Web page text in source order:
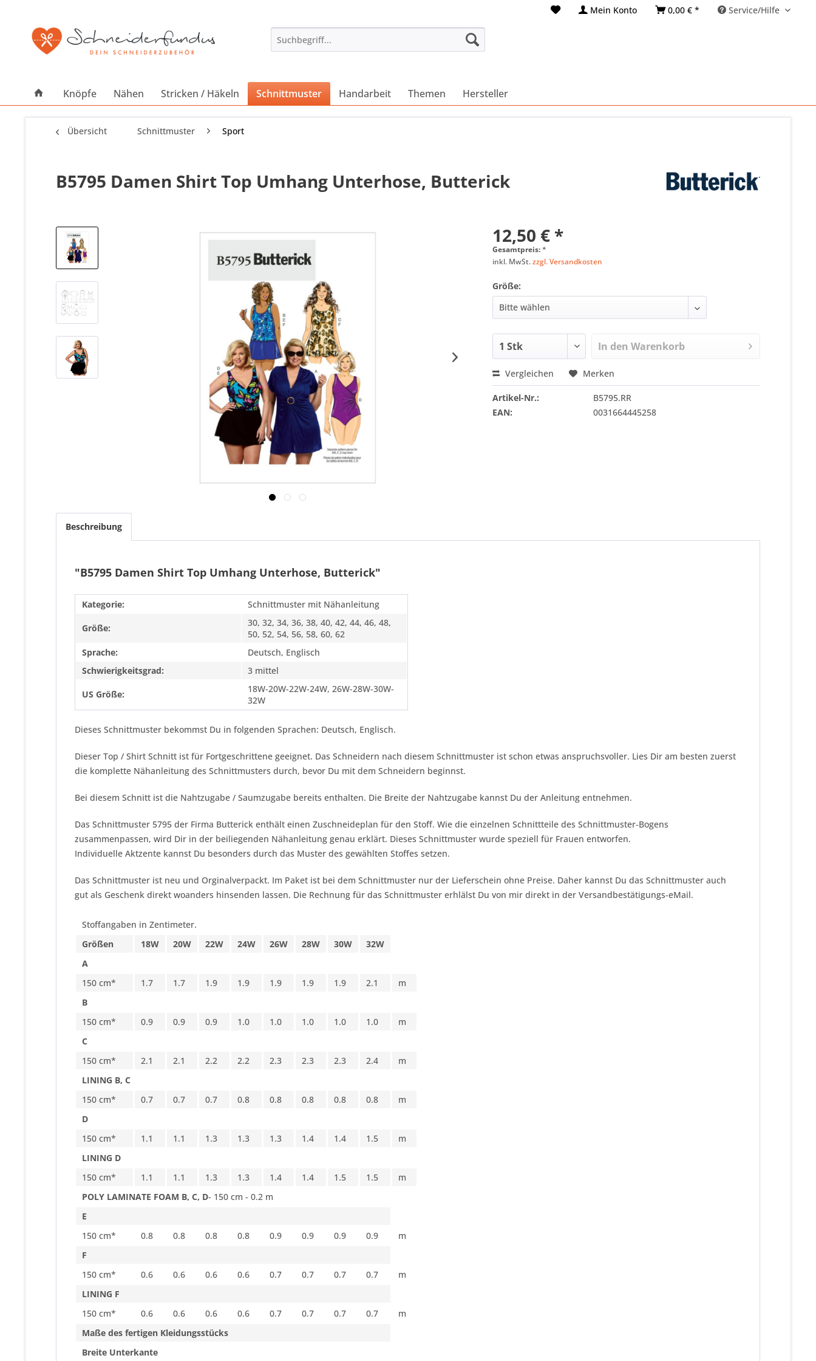
Mein Konto 0,00 € * Service/Hilfe
Knöpfe Nähen Stricken / Häkeln Schnittmuster Handarbeit Themen Hersteller
Übersicht Schnittmuster Sport
B5795 Damen Shirt Top Umhang Unterhose, Butterick
12,50 € *
Gesamtpreis:*
inkl. MwSt.zzgl. Versandkosten
Größe:
In den Warenkorb
Vergleichen Merken
Artikel-Nr.:
B5795.RR
EAN:
0031664445258
Beschreibung
"B5795 Damen Shirt Top Umhang Unterhose, Butterick"
Kategorie: Schnittmuster mit Nähanleitung
Größe:
30, 32, 34, 36, 38, 40, 42, 44, 46, 48,
50, 52, 54, 56, 58, 60, 62
Sprache:
Deutsch, Englisch
Schwierigkeitsgrad:
3 mittel
US Größe:
18W-20W-22W-24W, 26W-28W-30W-
32W
Dieses Schnittmuster bekommst Du in folgenden Sprachen: Deutsch, Englisch.
Dieser Top / Shirt Schnitt ist für Fortgeschrittene geeignet. Das Schneidern nach diesem Schnittmuster ist schon etwas anspruchsvoller. Lies Dir am besten zuerst
die komplette Nähanleitung des Schnittmusters durch, bevor Du mit dem Schneidern beginnst.
Bei diesem Schnitt ist die Nahtzugabe / Saumzugabe bereits enthalten. Die Breite der Nahtzugabe kannst Du der Anleitung entnehmen.
Das Schnittmuster 5795 der Firma Butterick enthält einen Zuschneideplan für den Stoff. Wie die einzelnen Schnittteile des Schnittmuster-Bogens
zusammenpassen, wird Dir in der beiliegenden Nähanleitung genau erklärt. Dieses Schnittmuster wurde speziell für Frauen entworfen.
Individuelle Aktzente kannst Du besonders durch das Muster des gewählten Stoffes setzen.
Das Schnittmuster ist neu und Orginalverpackt. Im Paket ist bei dem Schnittmuster nur der Lieferschein ohne Preise. Daher kannst Du das Schnittmuster auch
gut als Geschenk direkt woanders hinsenden lassen. Die Rechnung für das Schnittmuster erhlälst Du von mir direkt in der Versandbestätigungs-eMail.
Stoffangaben in Zentimeter.
Größen
18W 20W 22W 24W 26W 28W 30W
32W
A
150 cm*
1.7 1.7 1.9 1.9 1.9 1.9 1.9 2.1
m
B
150 cm*
0.9 0.9 0.9 1.0 1.0 1.0 1.0 1.0
m
C
150 cm*
2.1 2.1 2.2 2.2 2.3 2.3 2.3 2.4
m
LINING B, C
150 cm*
0.7 0.7 0.7 0.8 0.8 0.8 0.8 0.8
m
D
150 cm*
1.1 1.1 1.3 1.3 1.3 1.4 1.4 1.5
m
LINING D
150 cm*
1.1 1.1 1.3 1.3 1.4 1.4 1.5 1.5
m
POLY LAMINATE FOAM B, C, D- 150 cm - 0.2 m
E
150 cm*
0.8 0.8 0.8 0.8 0.9 0.9 0.9 0.9
m
F
150 cm*
0.6 0.6 0.6 0.6 0.7 0.7 0.7 0.7
m
LINING F
150 cm*
0.6 0.6 0.6 0.6 0.7 0.7 0.7 0.7
m
Maße des fertigen Kleidungsstücks
Breite Unterkante